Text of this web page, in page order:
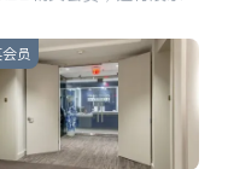
员